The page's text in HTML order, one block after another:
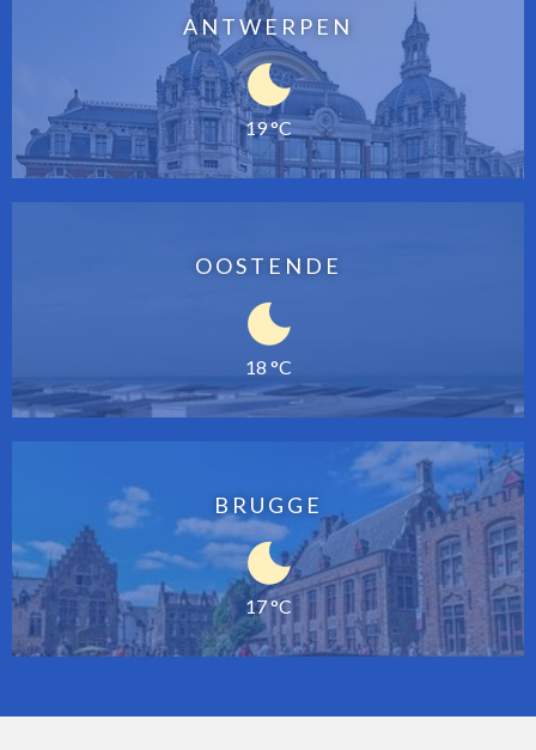
ANTWERPEN
19 °C
OOSTENDE
18 °C
BRUGGE
17 °C